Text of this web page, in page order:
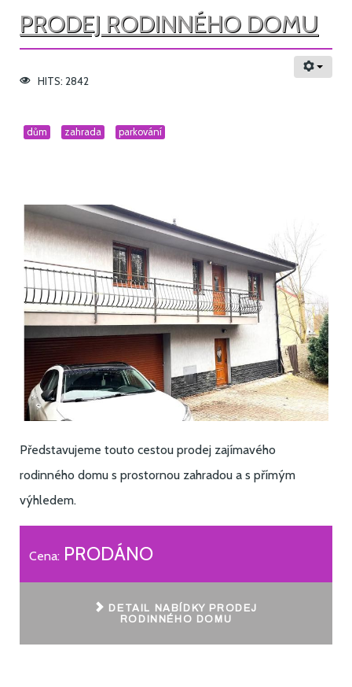
PRODEJ RODINNÉHO DOMU
HITS: 2842
dům zahrada parkování
Představujeme touto cestou prodej zajímavého
rodinného domu s prostornou zahradou a s přímým
výhledem.
Cena: PRODÁNO
DETAIL NABÍDKY PRODEJ
RODINNÉHO DOMU